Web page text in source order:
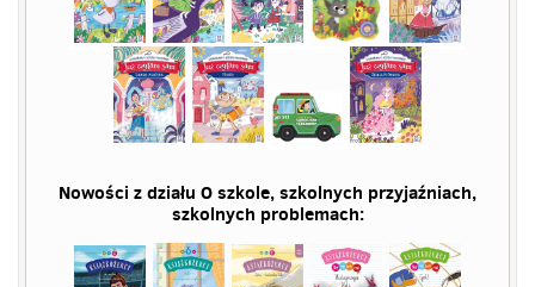
Nowości z działu O szkole,szkolnych przyjaźniach,
szkolnych problemach: